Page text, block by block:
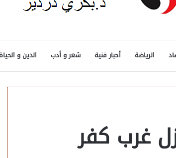
الرياضة أحبار فنية شعر و أدب الدين و الحياة
غرب كفر